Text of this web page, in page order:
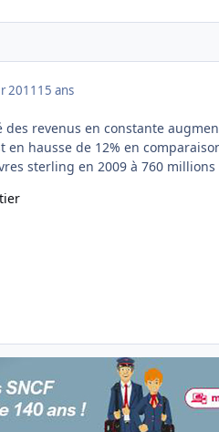
2011 15 ans
des revenus en constante
en hausse de 12% en
sterling en 2009 à 760